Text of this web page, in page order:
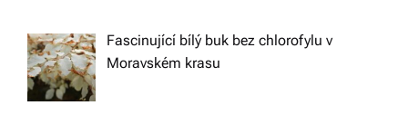
Fascinující bílý buk bez chlorofylu v
Moravském krasu